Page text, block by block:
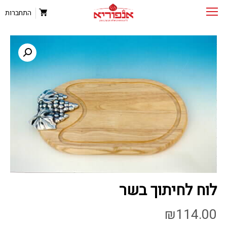
התחברות
לוח לחיתוך בשר
₪114.00